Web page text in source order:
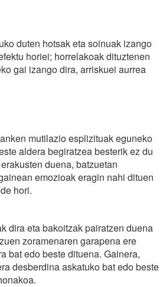
duten hotsak eta soinuak izango
horiei; horrelakoak dituztenen
gai izango dira, arriskuei aurrea
mutilazio esplizituak eguneko
aldera begiratzea besterik ez du
duena, batzuetan
emozioak eragin nahi dituen
hori.
dira eta bakoitzak pairatzen duena
zoramenaren garapena ere
bat edo beste dituena. Gainera,
desberdina askatuko bat edo beste